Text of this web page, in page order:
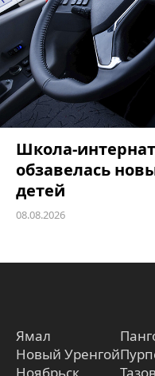
Школа-
обзавелась
детей
08.08.2026
Ямал
Новый Уренгой
Ноябрьск